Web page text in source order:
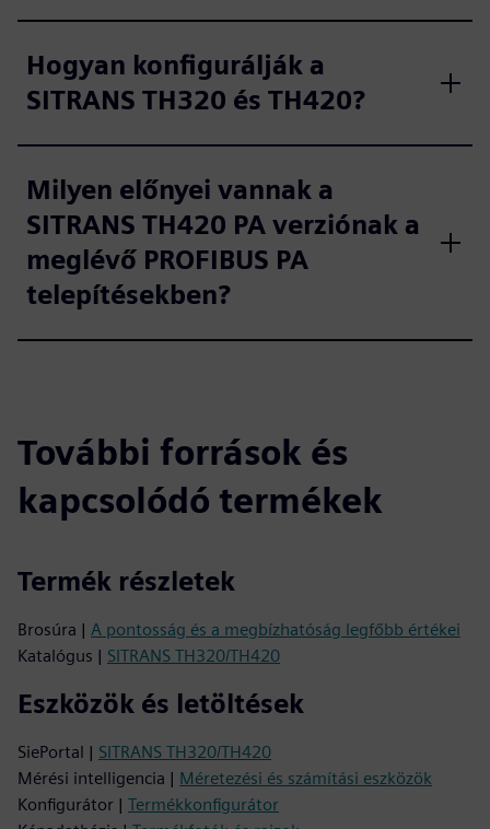
Hogyan konfigurálják a
SITRANS TH320 és TH420?
Milyen előnyei vannak a
SITRANS TH420 PA verziónak a
meglévő PROFIBUS PA
telepítésekben?
További források és
kapcsolódó termékek
Termék részletek
Brosúra | A pontosság és a megbízhatóság legfőbb értékei
Katalógus | SITRANS TH320/TH420
Eszközök és letöltések
SiePortal | SITRANS TH320/TH420
Mérési intelligencia | Méretezési és számítási eszközök
Konfigurátor | Termékkonfigurátor